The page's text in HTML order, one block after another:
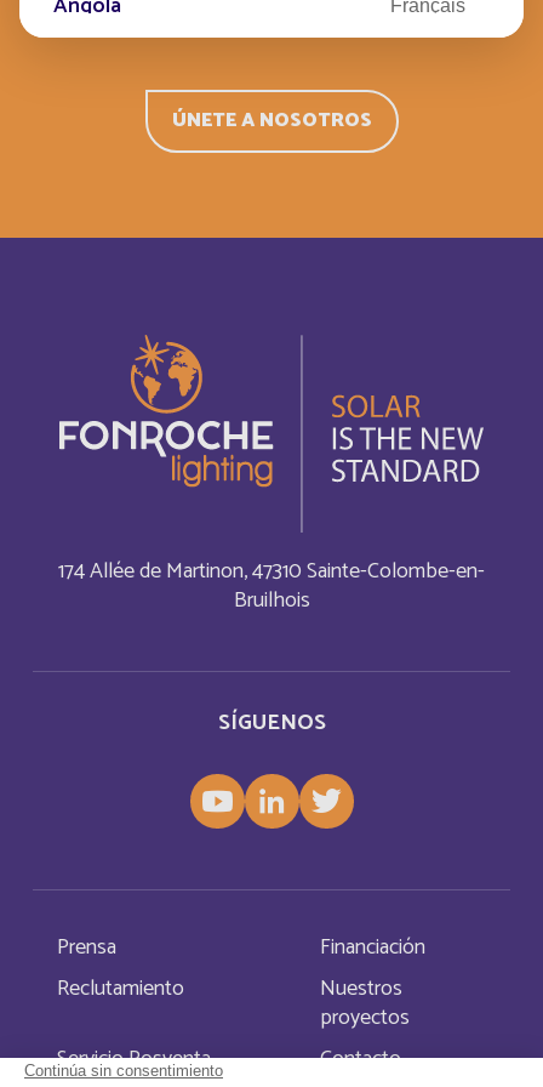
ÚNETE A NOSOTROS
SÍGUENOS
174 Allée de Martinon, 47310 Sainte-Colombe-en-
Bruilhois
Prensa
Financiación
Reclutamiento
Nuestros
proyectos
Servicio Posventa
Contacto
Français
Français
Antigua-et-Barbuda
Arabie saoudite Français
Español
Aruba Inglés
Azerbaijan Inglés
Bahamas
Bahamas